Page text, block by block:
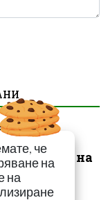
тези
Може да
за рак на
че
на
на